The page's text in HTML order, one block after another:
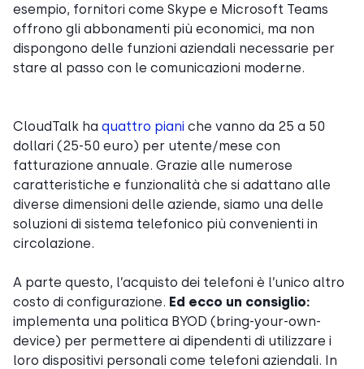
esempio, fornitori come Skype e Microsoft Teams
offrono gli abbonamenti più economici, ma non
dispongono delle funzioni aziendali necessarie per
stare al passo con le comunicazioni moderne.
CloudTalk ha quattro piani che vanno da 25 a 50
dollari (25-50 euro) per utente/mese con
fatturazione annuale. Grazie alle numerose
caratteristiche e funzionalità che si adattano alle
diverse dimensioni delle aziende, siamo una delle
soluzioni di sistema telefonico più convenienti in
circolazione.
A parte questo, l’acquisto dei telefoni è l’unico altro
costo di configurazione. Ed ecco un consiglio:
implementa una politica BYOD (bring-your-own-
device) per permettere ai dipendenti di utilizzare i
loro dispositivi personali come telefoni aziendali. In